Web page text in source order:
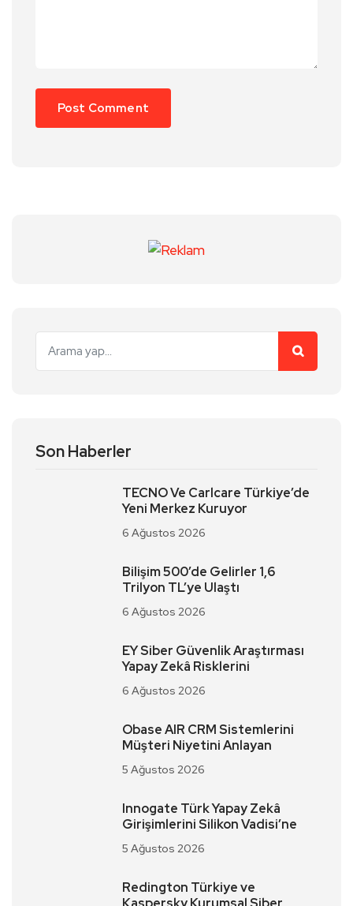
Son Haberler
TECNO Ve Carlcare Türkiye’de
Yeni Merkez Kuruyor
6 Ağustos 2026
Bilişim 500’de Gelirler 1,6
Trilyon TL’ye Ulaştı
6 Ağustos 2026
EY Siber Güvenlik Araştırması
Yapay Zekâ Risklerini
6 Ağustos 2026
Obase AIR CRM Sistemlerini
Müşteri Niyetini Anlayan
5 Ağustos 2026
Innogate Türk Yapay Zekâ
Girişimlerini Silikon Vadisi’ne
5 Ağustos 2026
Redington Türkiye ve